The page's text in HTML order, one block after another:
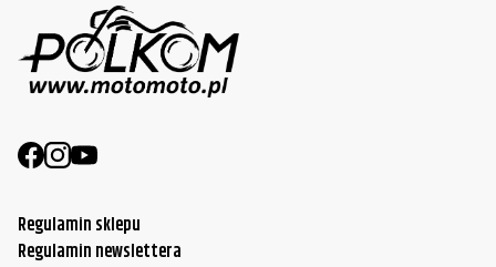
Regulamin sklepu
Regulamin newslettera